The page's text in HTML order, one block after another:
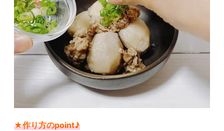
★作り方のpoint♪